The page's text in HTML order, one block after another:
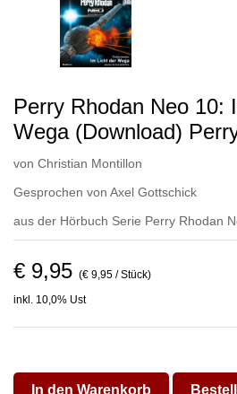
Perry Rhodan Neo 10:
Wega (Download)
von Christian Montillon
Gesprochen von Axel Gottschick
aus der Hörbuch Serie Perry Rhodan
€ 9,95 (€ 9,95 / Stück)
inkl. 10,0% Ust
In den Warenkorb